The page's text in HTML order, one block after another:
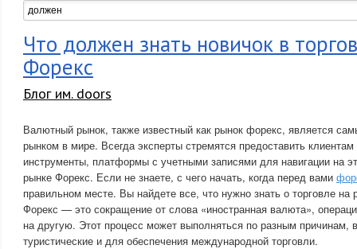
Что должен знать новичок в
Форекс
Блог им. doors
Валютный рынок, также известный как рынок форекс, является
рынком в мире. Всегда эксперты стремятся предоставить
инструменты, платформы с учетными записями для навигации на
рынке Форекс. Если не знаете, с чего начать, когда перед вами
правильном месте. Вы найдете все, что нужно знать о торговле на
Форекс — это сокращение от слова «иностранная валюта»,
на другую. Этот процесс может выполняться по разным причинам,
туристические и для обеспечения международной торговли.